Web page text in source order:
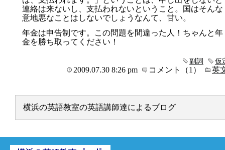
連絡は来ないし、支払われないということ。国はそんな
意地悪なことはしないでしょうなんて、甘い。
年金は申告制です。この問題を間違った人！ちゃんと年
金を勝ち取ってください！
仮
副詞
2009.07.30 8:26 pm コメント（1） 英
横浜の英語教室の英語講師達によるブログ